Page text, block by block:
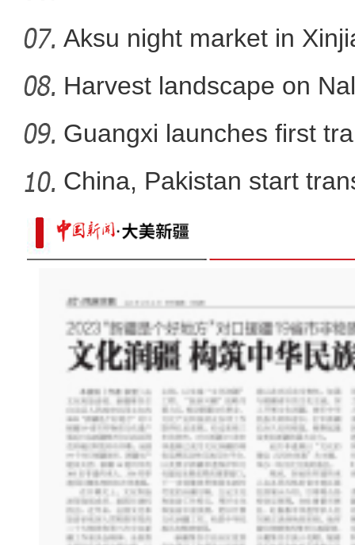
中国最大超深凝析气田年处
Aksu night market in
Harvest landscape on
Guangxi launches first
China, Pakistan start